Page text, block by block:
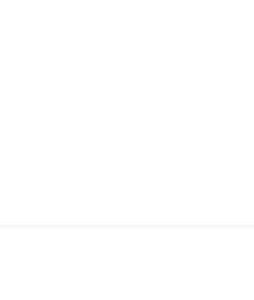
PSD, trecut tacit prin